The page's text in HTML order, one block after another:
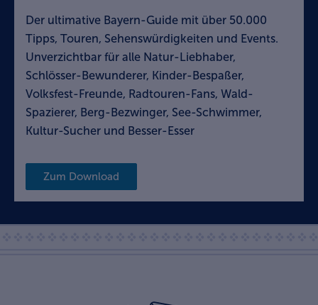
Der ultimative Bayern-Guide mit über 50.000
Tipps, Touren, Sehenswürdigkeiten und Events.
Unverzichtbar für alle Natur-Liebhaber,
Schlösser-Bewunderer, Kinder-Bespaßer,
Volksfest-Freunde, Radtouren-Fans, Wald-
Spazierer, Berg-Bezwinger, See-Schwimmer,
Kultur-Sucher und Besser-Esser
Zum Download